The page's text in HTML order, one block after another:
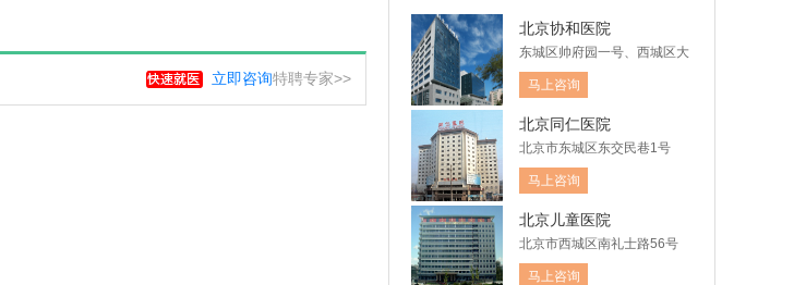
立即咨询特聘专家>>
北京协和医院
东城区帅府园一号、西城区大
木仓胡同41号
马上咨询
北京同仁医院
北京市东城区东交民巷1号
马上咨询
北京儿童医院
北京市西城区南礼士路56号
马上咨询